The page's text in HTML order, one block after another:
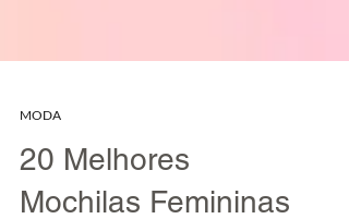
MODA
20 Melhores